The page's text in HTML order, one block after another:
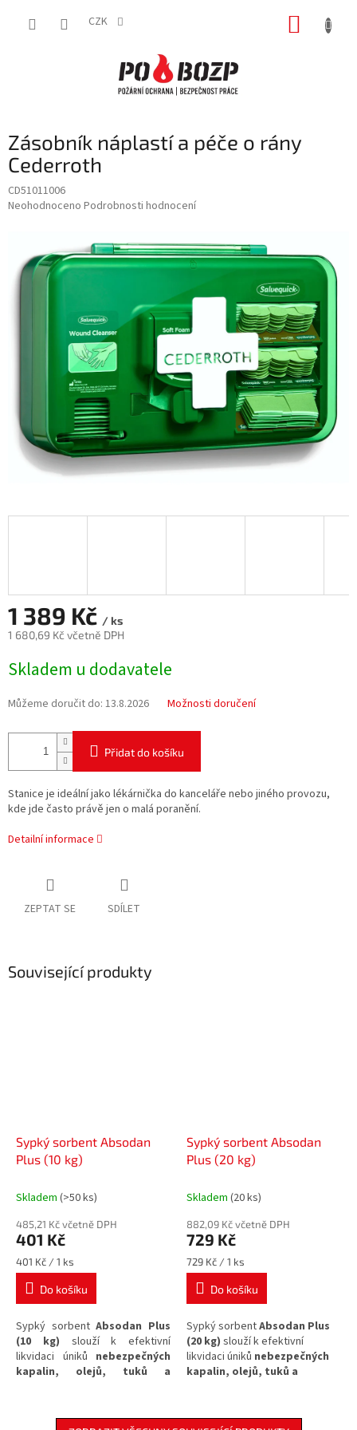
CZK
Zásobník náplastí a péče o rány
Cederroth
CD51011006
Průměrné
0,0
Neohodnoceno Podrobnosti hodnocení
1 389 Kč / ks
1 680,69 Kč včetně DPH
cena:
Skladem u dodavatele
Můžeme doručit do: 13.8.2026 Možnosti doručení
Přidat do košíku
Stanice je ideální jako lékárnička do kanceláře nebo jiného provozu,
kde jde často právě jen o malá poranění.
Detailní informace
ZEPTAT SE SDÍLET
Související produkty
Sypký sorbent Absodan
Plus (10 kg)
Skladem (>50 ks)
485,21 Kč včetně DPH
401 Kč
Měrná
cena:
401 Kč / 1 ks
Do košíku
Sypký sorbentAbsodan Plus
(10 kg) slouží k efektivní
likvidaci úniků nebezpečných
kapalin, olejů, tuků a
je navržen pro rychlé a
Sypký sorbent Absodan
Plus (20 kg)
Skladem (20 ks)
882,09 Kč včetně DPH
729 Kč
Měrná
cena:
729 Kč / 1 ks
Do košíku
Sypký sorbentAbsodan Plus
(20 kg) slouží k efektivní
likvidaci úniků nebezpečných
kapalin, olejů, tuků a
je navržen pro rychlé a